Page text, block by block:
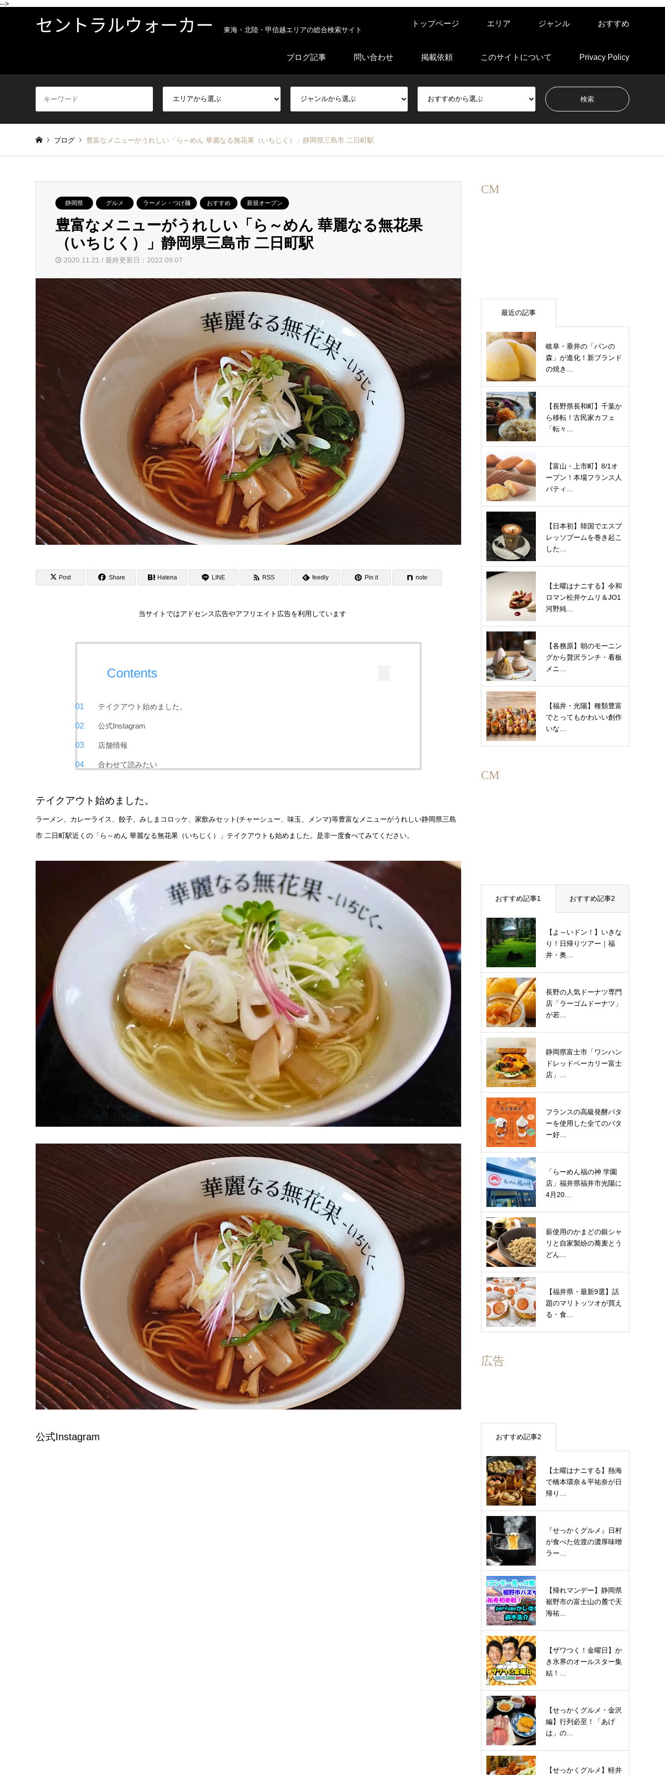
-->
セントラルウォーカー 東海・北陸・甲信越エリアの総合検索サイト
トップページ エリア ジャンル おすすめ
ブログ記事 問い合わせ 掲載依頼 このサイトについて Privacy Policy
ブログ 豊富なメニューがうれしい「ら～めん 華麗なる無花果（いちじく）」静岡県三島市 二日町駅
静岡県 グルメ ラーメン・つけ麺 おすすめ 新規オープン
豊富なメニューがうれしい「ら～めん 華麗なる無花果
（いちじく）」静岡県三島市 二日町駅
2020.11.21 / 最終更新日：2022.09.07
Post Share Hatena LINE RSS feedly Pin it note
当サイトではアドセンス広告やアフリエイト広告を利用しています
Contents
テイクアウト始めました。
公式Instagram
店舗情報
合わせて読みたい
テイクアウト始めました。
ラーメン、カレーライス、餃子、みしまコロッケ、家飲みセット(チャーシュー、味玉、メンマ)等豊富なメニューがうれしい静岡県三島
市 二日町駅近くの「ら～めん 華麗なる無花果（いちじく）」テイクアウトも始めました。是非一度食べてみてください。
公式Instagram
CM
最近の記事
岐阜・垂井の「パンの
森」が進化！新ブランド
の焼き…
【長野県長和町】千葉か
ら移転！古民家カフェ
「転々…
【富山・上市町】8/1オ
ープン！本場フランス人
パティ…
【日本初】韓国でエスプ
レッソブームを巻き起こ
した…
【土曜はナニする】令和
ロマン松井ケムリ＆JO1
河野純…
【各務原】朝のモーニン
グから贅沢ランチ・看板
メニ…
【福井・光陽】種類豊富
でとってもかわいい創作
いな…
CM
おすすめ記事1 おすすめ記事2
【よ～いドン！】いきな
り！日帰りツアー｜福
井・奥…
長野の人気ドーナツ専門
店「ラーゴムドーナツ」
が若…
静岡県富士市「ワンハン
ドレッドベーカリー富士
店」…
フランスの高級発酵バタ
ーを使用した全てのバタ
ー好…
「らーめん福の神 学園
店」福井県福井市光陽に
4月20…
薪使用のかまどの銀シャ
リと自家製紛の蕎麦とう
どん…
【福井県・最新9選】話
題のマリトッツオが買え
る・食…
広告
おすすめ記事2
【土曜はナニする】熱海
で橋本環奈＆平祐奈が日
帰り…
『せっかくグルメ』日村
が食べた佐渡の濃厚味噌
ラー…
【帰れマンデー】静岡県
裾野市の富士山の麓で天
海祐…
【ザワつく！金曜日】か
き氷界のオールスター集
結！…
【せっかくグルメ・金沢
編】行列必至！「あげ
は」の…
【せっかくグルメ】軽井